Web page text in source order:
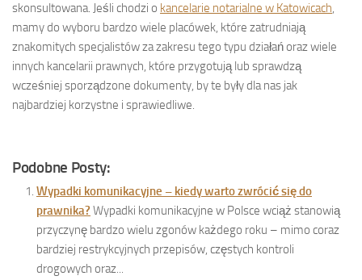
skonsultowana. Jeśli chodzi o kancelarie notarialne w Katowicach,
mamy do wyboru bardzo wiele placówek, które zatrudniają
znakomitych specjalistów za zakresu tego typu działań oraz wiele
innych kancelarii prawnych, które przygotują lub sprawdzą
wcześniej sporządzone dokumenty, by te były dla nas jak
najbardziej korzystne i sprawiedliwe.
Podobne Posty:
Wypadki komunikacyjne – kiedy warto zwrócić się do
prawnika? Wypadki komunikacyjne w Polsce wciąż stanowią
przyczynę bardzo wielu zgonów każdego roku – mimo coraz
bardziej restrykcyjnych przepisów, częstych kontroli
drogowych oraz...